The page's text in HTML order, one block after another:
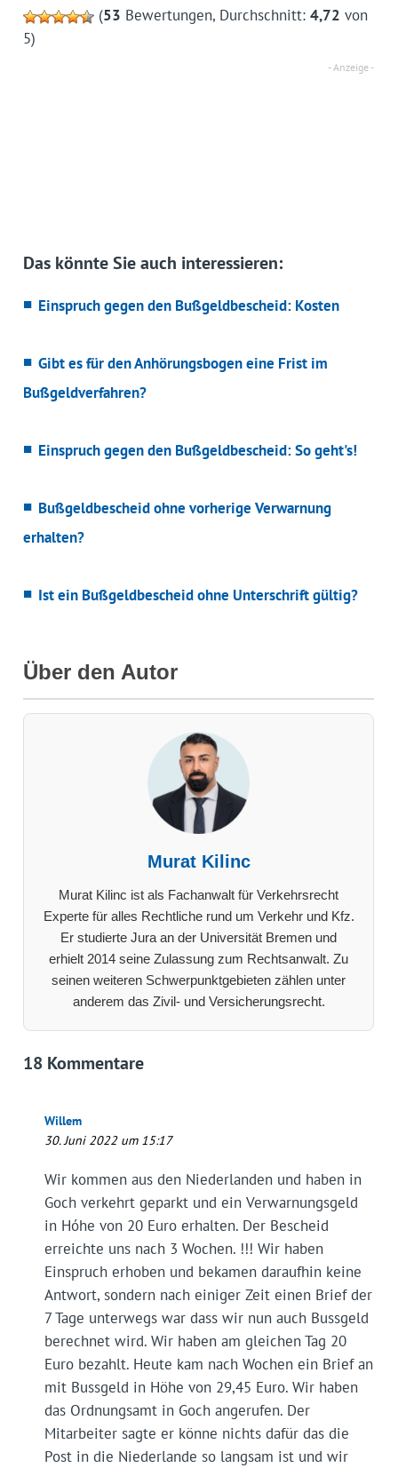
(53 Bewertungen, Durchschnitt: 4,72 von
5)
Das könnte Sie auch interessieren:
Einspruch gegen den Bußgeldbescheid: Kosten
Gibt es für den Anhörungsbogen eine Frist im
Bußgeldverfahren?
Einspruch gegen den Bußgeldbescheid: So geht's!
Bußgeldbescheid ohne vorherige Verwarnung
erhalten?
Ist ein Bußgeldbescheid ohne Unterschrift gültig?
Über den Autor
Murat Kilinc
Murat Kilinc ist als Fachanwalt für Verkehrsrecht
Experte für alles Rechtliche rund um Verkehr und Kfz.
Er studierte Jura an der Universität Bremen und
erhielt 2014 seine Zulassung zum Rechtsanwalt. Zu
seinen weiteren Schwerpunktgebieten zählen unter
anderem das Zivil- und Versicherungsrecht.
18 Kommentare
Willem
30. Juni 2022 um 15:17
Wir kommen aus den Niederlanden und haben in
Goch verkehrt geparkt und ein Verwarnungsgeld
in Hóhe von 20 Euro erhalten. Der Bescheid
erreichte uns nach 3 Wochen. !!! Wir haben
Einspruch erhoben und bekamen daraufhin keine
Antwort, sondern nach einiger Zeit einen Brief der
7 Tage unterwegs war dass wir nun auch Bussgeld
berechnet wird. Wir haben am gleichen Tag 20
Euro bezahlt. Heute kam nach Wochen ein Brief an
mit Bussgeld in Höhe von 29,45 Euro. Wir haben
das Ordnungsamt in Goch angerufen. Der
Mitarbeiter sagte er könne nichts dafür das die
Post in die Niederlande so langsam ist und wir